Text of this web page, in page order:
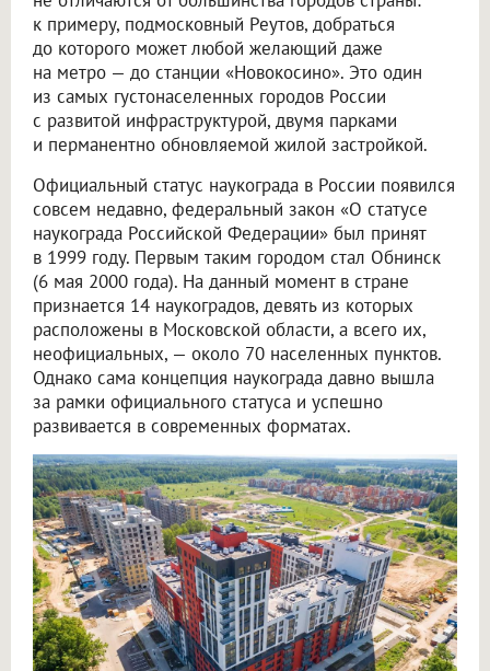
к примеру, подмосковный Реутов, добраться
до которого может любой желающий даже
на метро — до станции «Новокосино». Это один
из самых густонаселенных городов России
с развитой инфраструктурой, двумя парками
и перманентно обновляемой жилой застройкой.
Официальный статус наукограда в России появился
совсем недавно, федеральный закон «О статусе
наукограда Российской Федерации» был принят
в 1999 году. Первым таким городом стал Обнинск
(6 мая 2000 года). На данный момент в стране
признается 14 наукоградов, девять из которых
расположены в Московской области, а всего их,
неофициальных, — около 70 населенных пунктов.
Однако сама концепция наукограда давно вышла
за рамки официального статуса и успешно
развивается в современных форматах.